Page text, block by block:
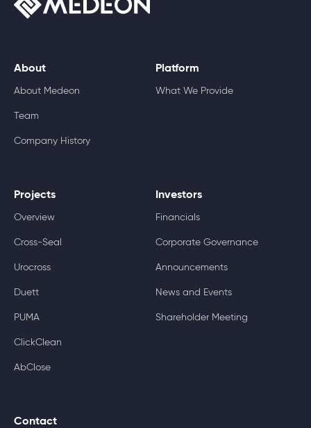
About
About Medeon
Team
Company History
Platform
What We Provide
Projects
Overview
Cross-Seal
Urocross
Duett
PUMA
ClickClean
AbClose
Investors
Financials
Corporate Governance
Announcements
News and Events
Shareholder Meeting
Contact